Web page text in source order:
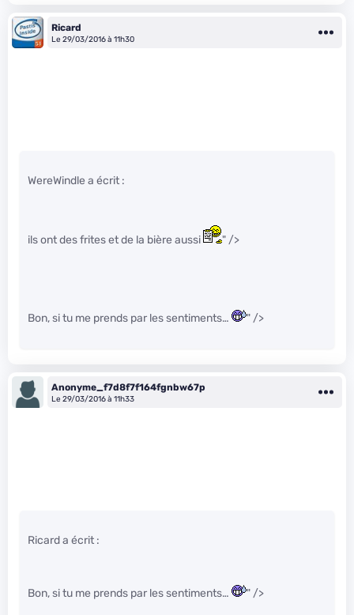
Ricard
Le 29/03/2016 à 11h30
WereWindle a écrit :
ils ont des frites et de la bière aussi " />
Bon, si tu me prends par les sentiments… " />
Anonyme_f7d8f7f164fgnbw67p
Le 29/03/2016 à 11h33
Ricard a écrit :
Bon, si tu me prends par les sentiments… " />